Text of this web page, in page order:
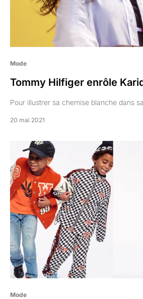
Mode
Tommy Hilfiger enrôle
Pour illustrer sa chemise blanche dans
20 mai 2021
Mode